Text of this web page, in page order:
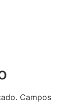
Campos